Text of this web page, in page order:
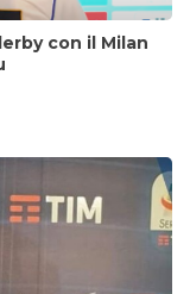
con il Milan